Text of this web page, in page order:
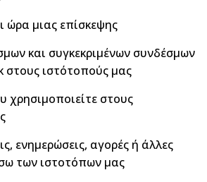
ώρα μιας επίσκεψης
και συγκεκριμένων συνδέσμων
στους ιστότοπούς μας
χρησιμοποιείτε στους
ενημερώσεις, αγορές ή άλλες
των ιστοτόπων μας